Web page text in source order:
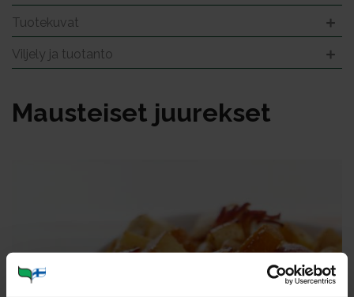
Tuotekuvat
Viljely ja tuotanto
Maus­tei­set juu­rek­set